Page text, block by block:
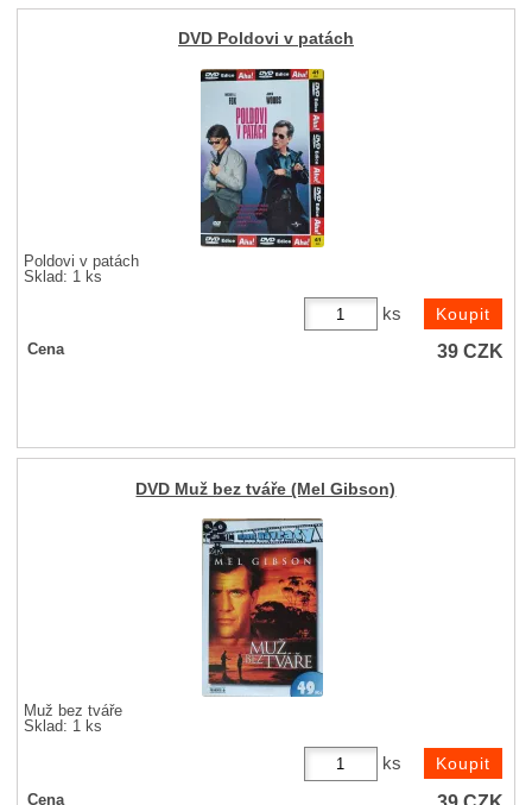
DVD Poldovi v patách
Poldovi v patách
Sklad: 1 ks
ks
Cena 39CZK
DVD Muž bez tváře (Mel Gibson)
Muž bez tváře
Sklad: 1 ks
ks
Cena